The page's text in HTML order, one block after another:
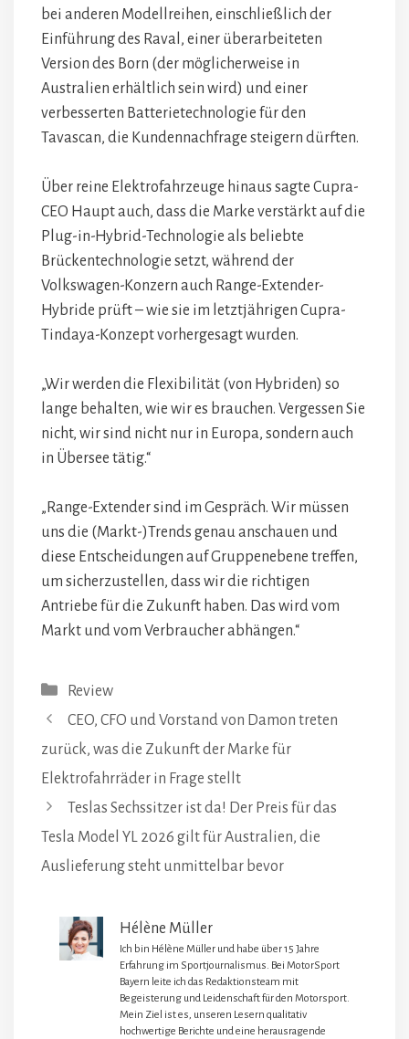
bei anderen Modellreihen, einschließlich der
Einführung des Raval, einer überarbeiteten
Version des Born (der möglicherweise in
Australien erhältlich sein wird) und einer
verbesserten Batterietechnologie für den
Tavascan, die Kundennachfrage steigern dürften.
Über reine Elektrofahrzeuge hinaus sagte Cupra-
CEO Haupt auch, dass die Marke verstärkt auf die
Plug-in-Hybrid-Technologie als beliebte
Brückentechnologie setzt, während der
Volkswagen-Konzern auch Range-Extender-
Hybride prüft – wie sie im letztjährigen Cupra-
Tindaya-Konzept vorhergesagt wurden.
„Wir werden die Flexibilität (von Hybriden) so
lange behalten, wie wir es brauchen. Vergessen Sie
nicht, wir sind nicht nur in Europa, sondern auch
in Übersee tätig.“
„Range-Extender sind im Gespräch. Wir müssen
uns die (Markt-)Trends genau anschauen und
diese Entscheidungen auf Gruppenebene treffen,
um sicherzustellen, dass wir die richtigen
Antriebe für die Zukunft haben. Das wird vom
Markt und vom Verbraucher abhängen.“
Kategorien
Review
CEO, CFO und Vorstand von Damon treten
zurück, was die Zukunft der Marke für
Elektrofahrräder in Frage stellt
Teslas Sechssitzer ist da! Der Preis für das
Tesla Model YL 2026 gilt für Australien, die
Auslieferung steht unmittelbar bevor
Hélène Müller
Ich bin Hélène Müller und habe über 15 Jahre
Erfahrung im Sportjournalismus. Bei MotorSport
Bayern leite ich das Redaktionsteam mit
Begeisterung und Leidenschaft für den Motorsport.
Mein Ziel ist es, unseren Lesern qualitativ
hochwertige Berichte und eine herausragende